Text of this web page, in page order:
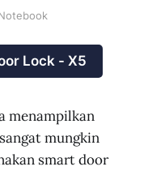
Lock - X5
menampilkan
mungkin
smart door